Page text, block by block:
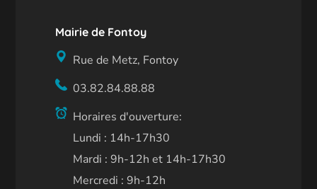
Mairie de Fontoy
Rue de Metz, Fontoy
03.82.84.88.88
Horaires d'ouverture:
Lundi : 14h-17h30
Mardi : 9h-12h et 14h-17h30
Mercredi : 9h-12h